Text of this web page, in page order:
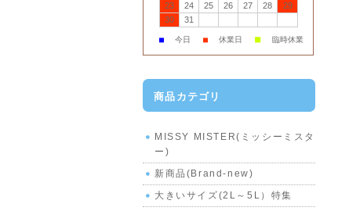
23
24 25 26 27 28
29
30
31
■ 今日 ■ 休業日 ■ 臨時休業
商品カテゴリ
MISSY MISTER(ミッシーミスタ
ー)
新商品(Brand-new)
大きいサイズ(2L～5L）特集